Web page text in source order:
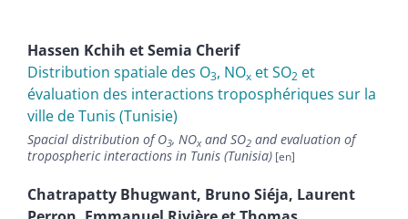
Hassen Kchih etSemia Cherif
Distribution spatiale des O3, NOx et SO2 et
évaluation des interactions troposphériques sur la
ville de Tunis (Tunisie)
Spacial distribution of O3, NOxand SO2 and evaluation of
tropospheric interactions in Tunis (Tunisia)
Chatrapatty Bhugwant, BrunoSiéja, Laurent